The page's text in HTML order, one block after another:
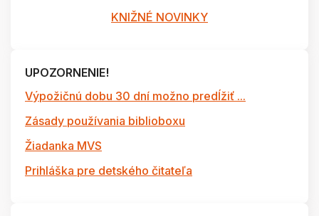
KNIŽNÉ NOVINKY
UPOZORNENIE!
Výpožičnú dobu 30 dní možno predĺžiť ...
Zásady používania biblioboxu
Žiadanka MVS
Prihláška pre detského čitateľa